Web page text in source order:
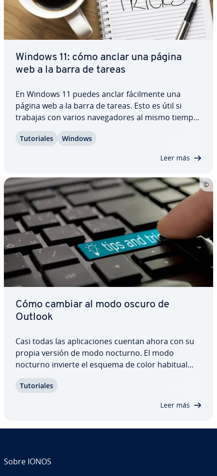
Windows 11: cómo anclar una página
web a la barra de tareas
En Windows 11 puedes anclar fá­ci­l­me­n­te una
página web a la barra de tareas. Esto es útil si
trabajas con varios na­ve­ga­do­res al mismo tiempo
solo clic. Mientras que con Edge anclar páginas
Tu­to­ria­les Windows
Leer más
Cómo cambiar al modo oscuro de
Outlook
Casi todas las apli­ca­cio­nes cuentan ahora con su
propia versión de modo nocturno. El modo
nocturno invierte el esquema de color habitual
modo oscuro de Outlook también garantiza que
Tu­to­ria­les
Leer más
Sobre IONOS